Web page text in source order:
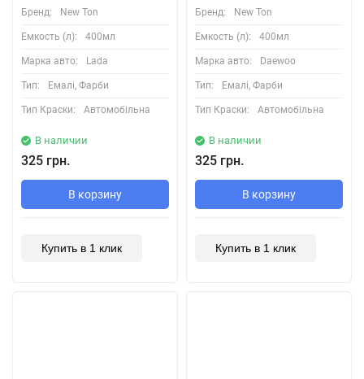
Бренд: New Ton
Емкость (л): 400мл
Марка авто: Lada
Тип: Емалі, Фарби
Тип Краски: Автомобільна
В наличии
325 грн.
В корзину
Купить в 1 клик
Бренд: New Ton
Емкость (л): 400мл
Марка авто: Daewoo
Тип: Емалі, Фарби
Тип Краски: Автомобільна
В наличии
325 грн.
В корзину
Купить в 1 клик